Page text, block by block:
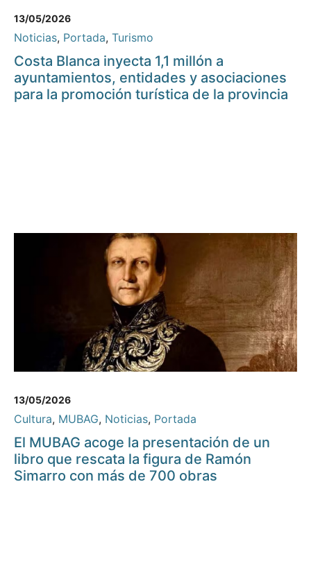
13/05/2026
Noticias, Portada, Turismo
Costa Blanca inyecta 1,1 millón a
ayuntamientos, entidades y asociaciones
para la promoción turística de la provincia
13/05/2026
Cultura, MUBAG, Noticias, Portada
El MUBAG acoge la presentación de un
libro que rescata la figura de Ramón
Simarro con más de 700 obras